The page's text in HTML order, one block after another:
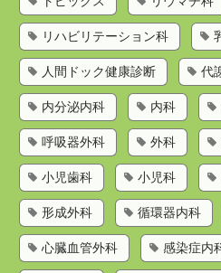
リハビリテーション科
人間ドック健康診断 代
内分泌内科 内科
呼吸器外科 外科
小児歯科 小児科
形成外科 循環器内科
心臓血管外科 感染症内